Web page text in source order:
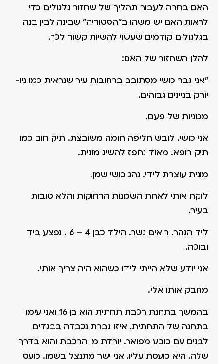
האם בחרה לעבור תהליך של שחזור גלגולים כדי
לראות האם יש משהו ב"הסטוריה" שבינה לבין בנה
בגלגולים קודמים שעשוי להשיות קשור לכך.
להלן השחזור של האם:
"אני גבר כושי מסתובב ברחובות עיר שנראית כמו ניו-
יורק בניינים גבוהים.
מכוניות של פעם.
אני כושי. לובש חליפה חומה משובצת. תיק חום כמו
תיק רופא. מאוד נחפז להשיג מונית.
מונית עוצרת לידי. נהג כושי שמן.
לוקח אותי לאחת השכונות הרחוקות והלא טובות
בעיר.
ליד הנהר. רואים גשר. הילד כבן 4 – 6 . נפצע ביד
ובוכה.
אני יודע שלא הייתי לידו כשהוא היה צריך אותי.
מחבק אותו אלי.
בהמשך בתחנת רכבת תחתית הוא בן 16 ואני עימו
בתחנה של התחתית. איזו גברת נכבדה בבגדים
לבנים עם כובע מפואר. יורדת מן הרכבת והוא בדרך
שלה. היא כועסת עליו. אני ישר מתנצל בשמו. כועס